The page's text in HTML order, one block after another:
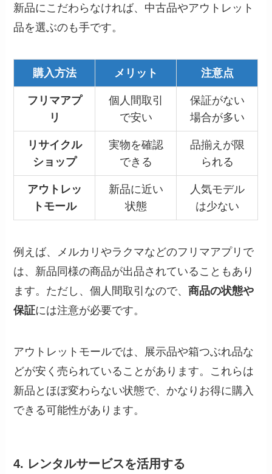
新品にこだわらなければ、中古品やアウトレット
品を選ぶのも手です。
購入方法 メリット 注意点
フリマアプ
リ
個人間取引
で安い
保証がない
場合が多い
リサイクル
ショップ
実物を確認
できる
品揃えが限
られる
アウトレッ
トモール
新品に近い
状態
人気モデル
は少ない
例えば、メルカリやラクマなどのフリマアプリで
は、新品同様の商品が出品されていることもあり
ます。ただし、個人間取引なので、商品の状態や
保証には注意が必要です。
アウトレットモールでは、展示品や箱つぶれ品な
どが安く売られていることがあります。これらは
新品とほぼ変わらない状態で、かなりお得に購入
できる可能性があります。
4. レンタルサービスを活用する